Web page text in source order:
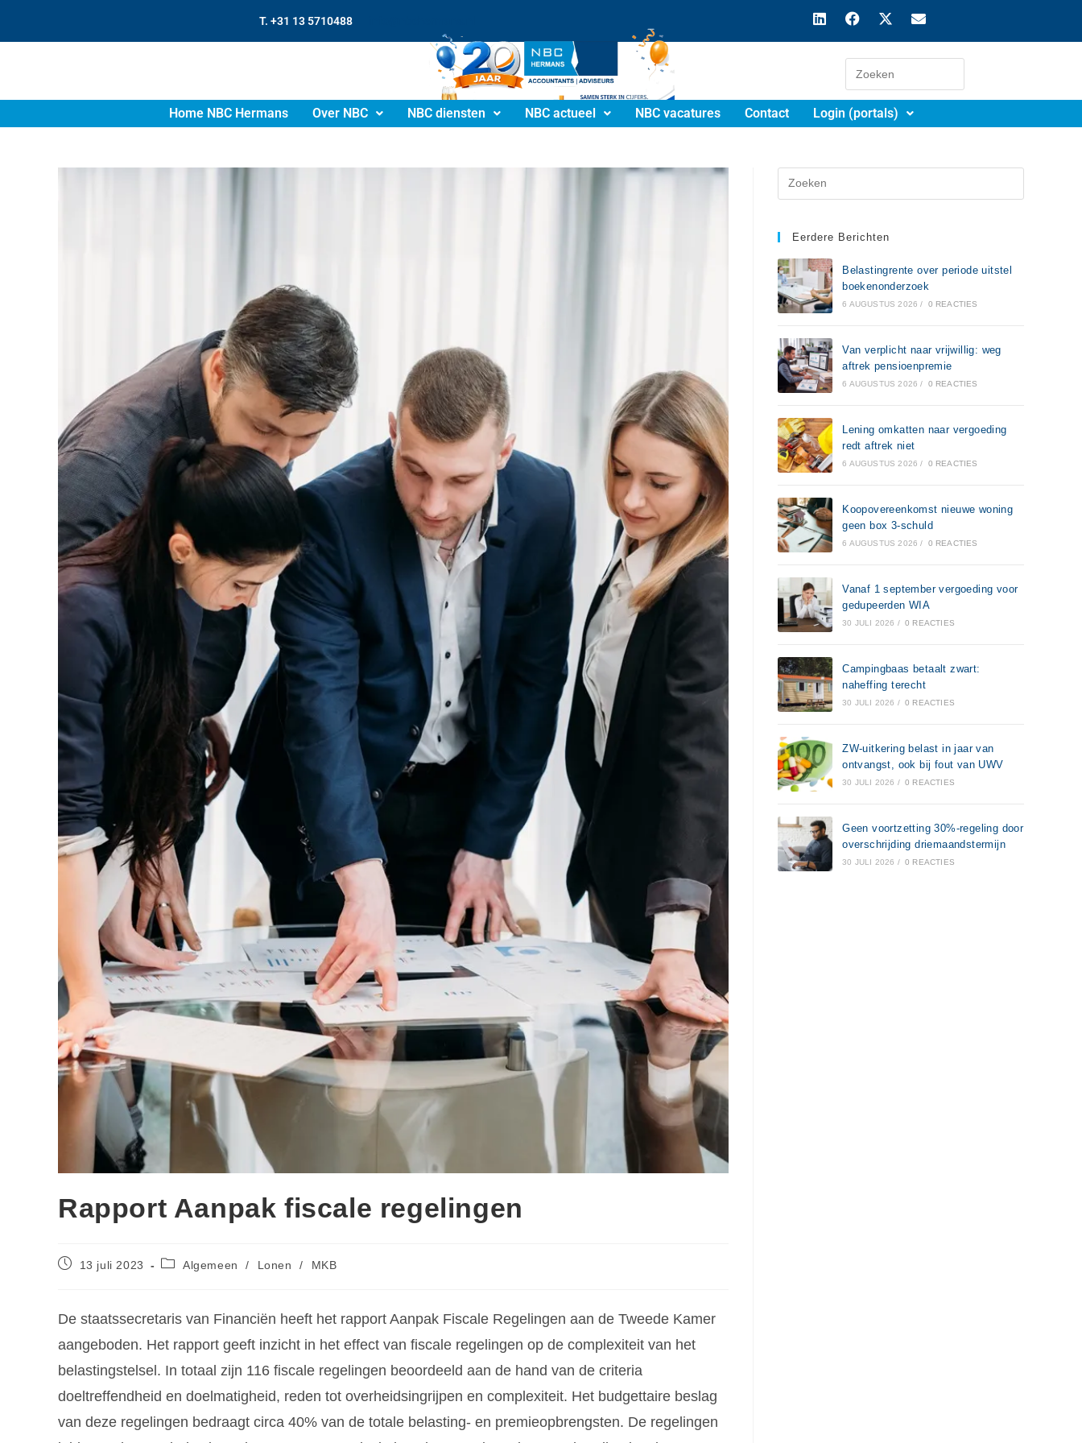
T. +31 13 5710488
Home NBC Hermans Over NBC NBC diensten NBC actueel NBC vacatures Contact Login (portals)
Rapport Aanpak fiscale regelingen
13 juli 2023 Algemeen / Lonen / MKB
De staatssecretaris van Financiën heeft het rapport Aanpak Fiscale Regelingen aan de Tweede Kamer
aangeboden. Het rapport geeft inzicht in het effect van fiscale regelingen op de complexiteit van het
belastingstelsel. In totaal zijn 116 fiscale regelingen beoordeeld aan de hand van de criteria
doeltreffendheid en doelmatigheid, reden tot overheidsingrijpen en complexiteit. Het budgettaire beslag
van deze regelingen bedraagt circa 40% van de totale belasting- en premieopbrengsten. De regelingen
Eerdere Berichten
Belastingrente over periode uitstel
boekenonderzoek
6 AUGUSTUS 2026 / 0 REACTIES
Van verplicht naar vrijwillig: weg
aftrek pensioenpremie
6 AUGUSTUS 2026 / 0 REACTIES
Lening omkatten naar vergoeding
redt aftrek niet
6 AUGUSTUS 2026 / 0 REACTIES
Koopovereenkomst nieuwe woning
geen box 3-schuld
6 AUGUSTUS 2026 / 0 REACTIES
Vanaf 1 september vergoeding voor
gedupeerden WIA
30 JULI 2026 / 0 REACTIES
Campingbaas betaalt zwart:
naheffing terecht
30 JULI 2026 / 0 REACTIES
ZW-uitkering belast in jaar van
ontvangst, ook bij fout van UWV
30 JULI 2026 / 0 REACTIES
Geen voortzetting 30%-regeling door
overschrijding driemaandstermijn
30 JULI 2026 / 0 REACTIES